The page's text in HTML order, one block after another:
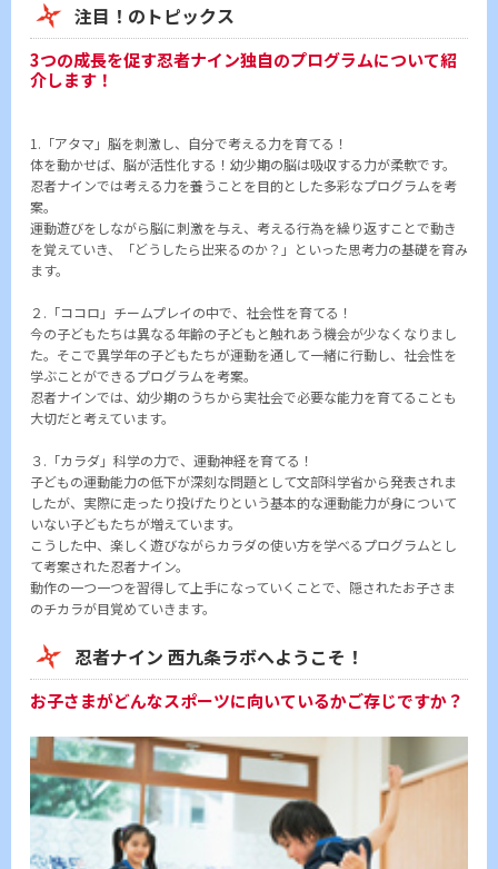
注目！のトピックス
3つの成長を促す忍者ナイン独自のプログラムについて紹
介します！
1.「アタマ」脳を刺激し、自分で考える力を育てる！
体を動かせば、脳が活性化する！幼少期の脳は吸収する力が柔軟です。
忍者ナインでは考える力を養うことを目的とした多彩なプログラムを考
案。
運動遊びをしながら脳に刺激を与え、考える行為を繰り返すことで動き
を覚えていき、「どうしたら出来るのか？」といった思考力の基礎を育み
ます。
２.「ココロ」チームプレイの中で、社会性を育てる！
今の子どもたちは異なる年齢の子どもと触れあう機会が少なくなりまし
た。そこで異学年の子どもたちが運動を通して一緒に行動し、社会性を
学ぶことができるプログラムを考案。
忍者ナインでは、幼少期のうちから実社会で必要な能力を育てることも
大切だと考えています。
３.「カラダ」科学の力で、運動神経を育てる！
子どもの運動能力の低下が深刻な問題として文部科学省から発表されま
したが、実際に走ったり投げたりという基本的な運動能力が身について
いない子どもたちが増えています。
こうした中、楽しく遊びながらカラダの使い方を学べるプログラムとし
て考案された忍者ナイン。
動作の一つ一つを習得して上手になっていくことで、隠されたお子さま
のチカラが目覚めていきます。
忍者ナイン 西九条ラボへようこそ！
お子さまがどんなスポーツに向いているかご存じですか？